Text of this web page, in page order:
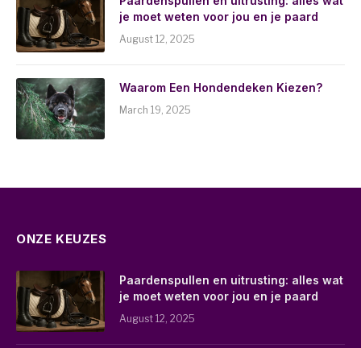
je moet weten voor jou en je paard
August 12, 2025
Waarom Een Hondendeken Kiezen?
March 19, 2025
ONZE KEUZES
Paardenspullen en uitrusting: alles wat
je moet weten voor jou en je paard
August 12, 2025